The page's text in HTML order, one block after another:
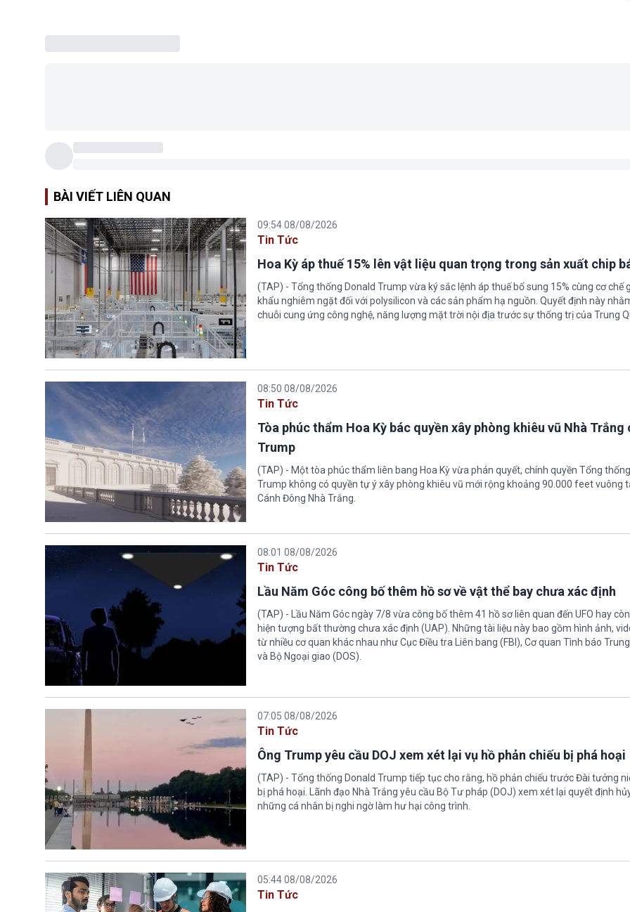
BÀI VIẾT LIÊN QUAN
09:54 08/08/2026
Tin Tức
Hoa Kỳ áp thuế 15% lên vật liệu quan trọng trong sản xuất chip
(TAP) - Tổng thống Donald Trump vừa ký sắc lệnh áp thuế bổ sung 15% cùng cơ chế
khẩu nghiêm ngặt đối với polysilicon và các sản phẩm hạ nguồn. Quyết định này
chuỗi cung ứng công nghệ, năng lượng mặt trời nội địa trước sự thống trị của Trung
08:50 08/08/2026
Tin Tức
Tòa phúc thẩm Hoa Kỳ bác quyền xây phòng khiêu vũ Nhà Trắng
Trump
(TAP) - Một tòa phúc thẩm liên bang Hoa Kỳ vừa phán quyết, chính quyền Tổng
Trump không có quyền tự ý xây phòng khiêu vũ mới rộng khoảng 90.000 feet vuông
Cánh Đông Nhà Trắng.
08:01 08/08/2026
Tin Tức
Lầu Năm Góc công bố thêm hồ sơ về vật thể bay chưa xác định
(TAP) - Lầu Năm Góc ngày 7/8 vừa công bố thêm 41 hồ sơ liên quan đến UFO hay
hiện tượng bất thường chưa xác định (UAP). Những tài liệu này bao gồm hình ảnh,
từ nhiều cơ quan khác nhau như Cục Điều tra Liên bang (FBI), Cơ quan Tình báo
và Bộ Ngoại giao (DOS).
07:05 08/08/2026
Tin Tức
Ông Trump yêu cầu DOJ xem xét lại vụ hồ phản chiếu bị phá hoại
(TAP) - Tổng thống Donald Trump tiếp tục cho rằng, hồ phản chiếu trước Đài tưởng
bị phá hoại. Lãnh đạo Nhà Trắng yêu cầu Bộ Tư pháp (DOJ) xem xét lại quyết định
những cá nhân bị nghi ngờ làm hư hại công trình.
05:44 08/08/2026
Tin Tức